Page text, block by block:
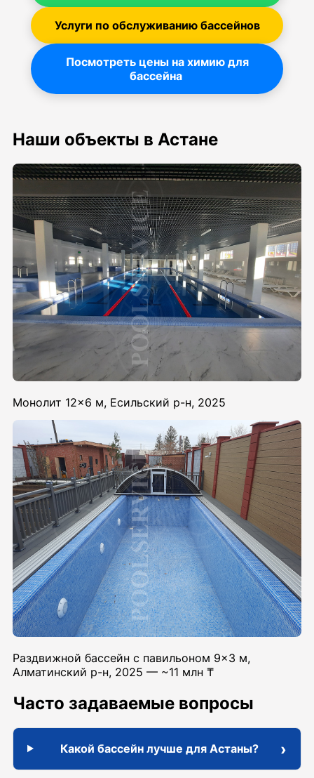
Услуги по обслуживанию бассейнов
Посмотреть цены на химию для
бассейна
Наши объекты в Астане
Монолит 12×6 м, Есильский р-н, 2025
Раздвижной бассейн с павильоном 9×3 м,
Алматинский р-н, 2025 — ~11 млн ₸
Часто задаваемые вопросы
Какой бассейн лучше для Астаны? ›